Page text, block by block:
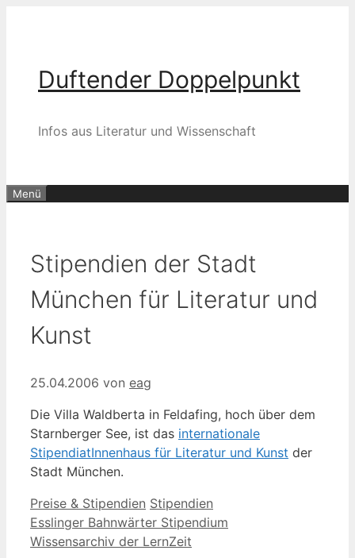
Duftender Doppelpunkt
Infos aus Literatur und Wissenschaft
Menü
Stipendien der Stadt
München für Literatur und
Kunst
25.04.2006 von eag
Die Villa Waldberta in Feldafing, hoch über dem
Starnberger See, ist das internationale
StipendiatInnenhaus für Literatur und Kunst der
Stadt München.
Kategorien
Preise & Stipendien Schlagwörter
Stipendien
Esslinger Bahnwärter Stipendium
Wissensarchiv der LernZeit